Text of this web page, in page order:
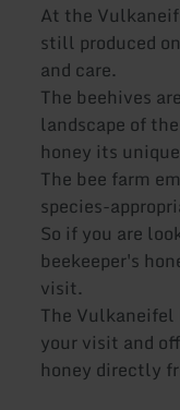
At the
still produced
and care.
The beehives
landscape of
honey its
The bee farm
species-
So if you are
beekeeper's
visit.
The
your visit and
honey directly